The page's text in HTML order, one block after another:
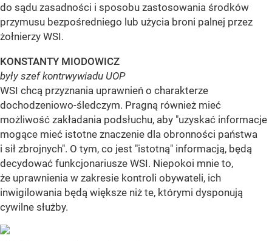
do sądu zasadności i sposobu zastosowania środków
przymusu bezpośredniego lub użycia broni palnej przez
żołnierzy WSI.
KONSTANTY MIODOWICZ
były szef kontrwywiadu UOP
WSI chcą przyznania uprawnień o charakterze
dochodzeniowo-śledczym. Pragną również mieć
możliwość zakładania podsłuchu, aby "uzyskać informacje
mogące mieć istotne znaczenie dla obronności państwa
i sił zbrojnych". O tym, co jest "istotną" informacją, będą
decydować funkcjonariusze WSI. Niepokoi mnie to,
że uprawnienia w zakresie kontroli obywateli, ich
inwigilowania będą większe niż te, którymi dysponują
cywilne służby.